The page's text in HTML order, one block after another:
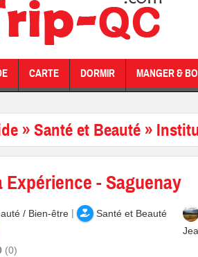
CARTE DORMIR MANGER &
»Santé et Beauté »
Expérience - Saguenay
/ Bien-être | Santé et Beauté
0